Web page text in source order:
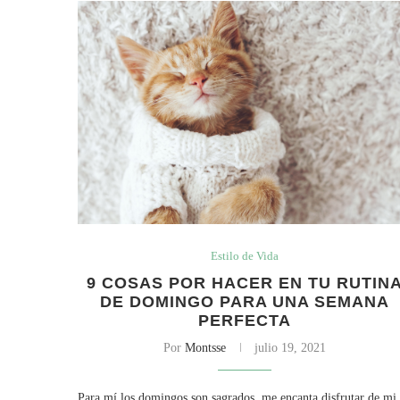
Estilo de Vida
9 COSAS POR HACER EN TU
DE DOMINGO PARA UNA SEMANA
PERFECTA
PorMontsse julio 19, 2021